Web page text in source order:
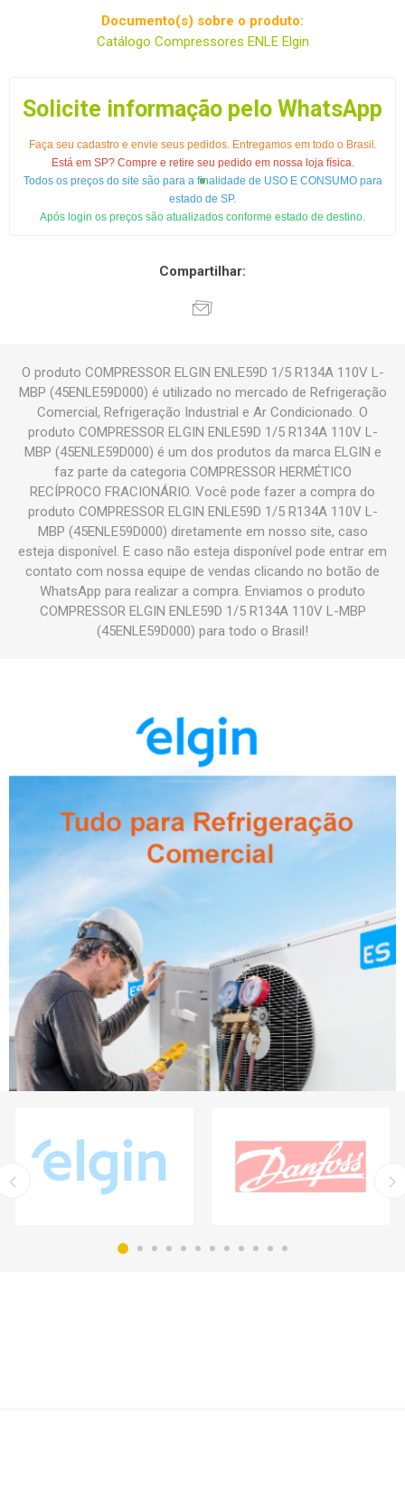
Documento(s) sobre o produto:
Catálogo Compressores ENLE Elgin
Solicite informação pelo WhatsApp
Faça seu cadastro e envie seus pedidos. Entregamos em todo o Brasil.
Está em SP? Compre e retire seu pedido em nossa loja física.
Todos os preços do site são para a finalidade de USO E CONSUMO para
estado de SP.
Após login os preços são atualizados conforme estado de destino.
Compartilhar:
O produto COMPRESSOR ELGIN ENLE59D 1/5 R134A 110V L-
MBP (45ENLE59D000) é utilizado no mercado de Refrigeração
Comercial, Refrigeração Industrial e Ar Condicionado. O
produto COMPRESSOR ELGIN ENLE59D 1/5 R134A 110V L-
MBP (45ENLE59D000) é um dos produtos da marca ELGIN e
faz parte da categoria COMPRESSOR HERMÉTICO
RECÍPROCO FRACIONÁRIO. Você pode fazer a compra do
produto COMPRESSOR ELGIN ENLE59D 1/5 R134A 110V L-
MBP (45ENLE59D000) diretamente em nosso site, caso
esteja disponível. E caso não esteja disponível pode entrar em
contato com nossa equipe de vendas clicando no botão de
WhatsApp para realizar a compra. Enviamos o produto
COMPRESSOR ELGIN ENLE59D 1/5 R134A 110V L-MBP
(45ENLE59D000) para todo o Brasil!